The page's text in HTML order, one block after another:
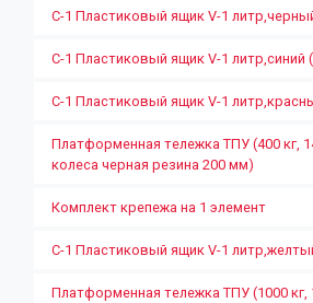
С-1 Пластиковый ящик V-1
С-1 Пластиковый ящик V-1 литр,синий
С-1 Пластиковый ящик V-1
Платформенная тележка ТПУ (400 кг,
колеса черная резина 200 мм)
Комплект крепежа на 1 элемент
С-1 Пластиковый ящик V-1
Платформенная тележка ТПУ (1000 кг,